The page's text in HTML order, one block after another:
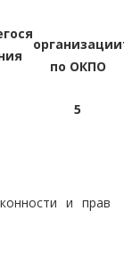
организации
по ОКПО
5
и прав